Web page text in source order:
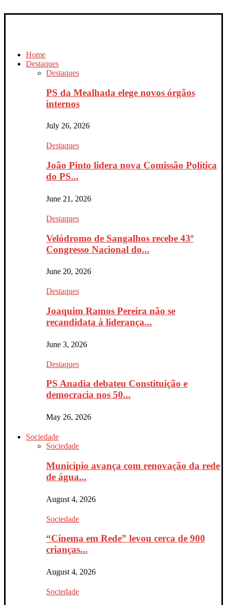
Home
Destaques
Destaques
PS da Mealhada elege novos órgãos
internos
July 26, 2026
Destaques
João Pinto lidera nova Comissão Política
do PS...
June 21, 2026
Destaques
Velódromo de Sangalhos recebe 43º
Congresso Nacional do...
June 20, 2026
Destaques
Joaquim Ramos Pereira não se
recandidata à liderança...
June 3, 2026
Destaques
PS Anadia debateu Constituição e
democracia nos 50...
May 26, 2026
Sociedade
Sociedade
Município avança com renovação da rede
de água...
August 4, 2026
Sociedade
“Cinema em Rede” levou cerca de 900
crianças...
August 4, 2026
Sociedade